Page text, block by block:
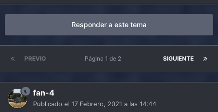
Responder a este tema
PREVIO SIGUIENTE
Página 1 de 2
fan-4
Publicado el 17 Febrero, 2021 a las 14:44